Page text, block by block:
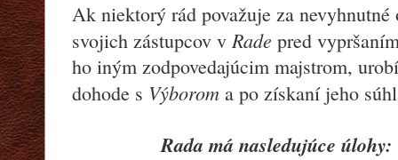
Ak niektorý rád považuje za nevyhnutné
svojich zástupcov v Rade pred
ho iným zodpovedajúcim majstrom,
dohode s Výborom a po získaní jeho
Rada má nasledujúce úlohy: